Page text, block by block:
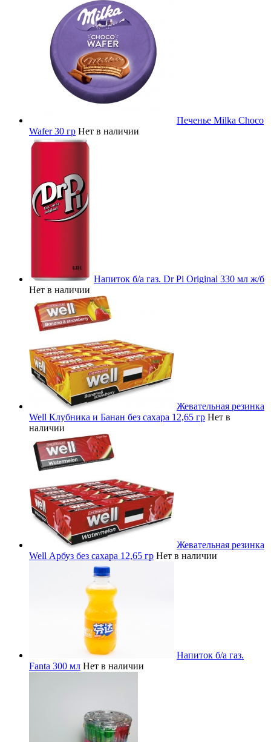
Печенье Milka Choco
Wafer 30 гр Нет в наличии
Напиток б/а газ. Dr Pi Original 330 мл ж/б
Нет в наличии
Жевательная резинка
Well Клубника и Банан без сахара 12,65 гр Нет в
наличии
Жевательная резинка
Well Арбуз без сахара 12,65 гр Нет в наличии
Напиток б/а газ.
Fanta 300 мл Нет в наличии